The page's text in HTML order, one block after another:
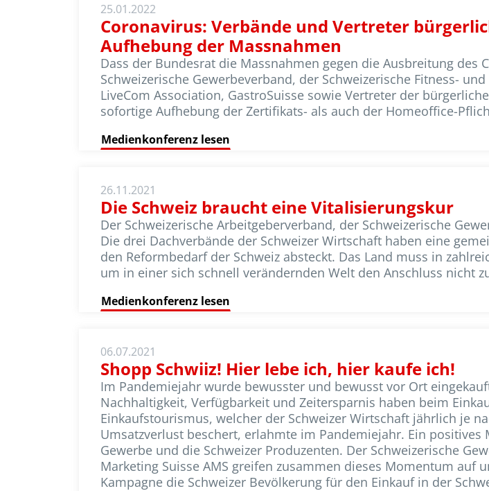
25.01.2022
Coronavirus: Verbände und Vertreter
Aufhebung der Massnahmen
Dass der Bundesrat die Massnahmen gegen die Ausbreitung
Schweizerische Gewerbeverband, der Schweizerische Fitness-
LiveCom Association, GastroSuisse sowie Vertreter der
sofortige Aufhebung der Zertifikats- als auch der Homeoffice-
Medienkonferenz lesen
26.11.2021
Die Schweiz braucht eine Vitalisierungskur
Der Schweizerische Arbeitgeberverband, der Schweizerische
Die drei Dachverbände der Schweizer Wirtschaft haben eine
den Reformbedarf der Schweiz absteckt. Das Land muss in
um in einer sich schnell verändernden Welt den Anschluss nicht
Medienkonferenz lesen
06.07.2021
Shopp Schwiiz! Hier lebe ich, hier kaufe ich!
Im Pandemiejahr wurde bewusster und bewusst vor Ort
Nachhaltigkeit, Verfügbarkeit und Zeitersparnis haben beim
Einkaufstourismus, welcher der Schweizer Wirtschaft jährlich je
Umsatzverlust beschert, erlahmte im Pandemiejahr. Ein
Gewerbe und die Schweizer Produzenten. Der Schweizerische
Marketing Suisse AMS greifen zusammen dieses Momentum
Kampagne die Schweizer Bevölkerung für den Einkauf in der